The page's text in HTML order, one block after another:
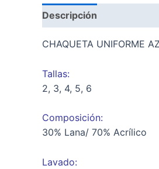
Descripción
CHAQUETA UNIFORME
Tallas:
2, 3, 4, 5, 6
Composición:
30% Lana/ 70% Acrílico
Lavado: